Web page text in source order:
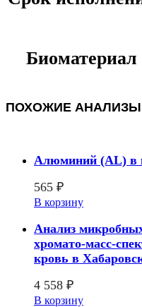
Биоматериал
ПОХОЖИЕ АНАЛИЗЫ
Алюминий (AL) в
565 ₽
В корзину
Анализ
хромато-масс-
кровь в
4 558 ₽
В корзину